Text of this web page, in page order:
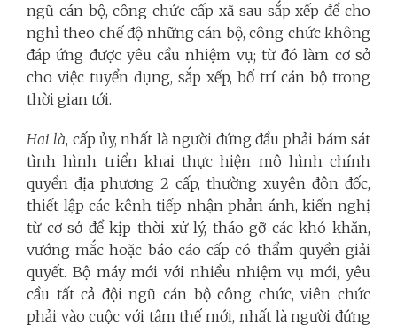
ngũ cán bộ, công chức cấp xã sau sắp xếp để cho
nghỉ theo chế độ những cán bộ, công chức không
đáp ứng được yêu cầu nhiệm vụ; từ đó làm cơ sở
cho việc tuyển dụng, sắp xếp, bố trí cán bộ trong
thời gian tới.
Hai là, cấp ủy, nhất là người đứng đầu phải bám sát
tình hình triển khai thực hiện mô hình chính
quyền địa phương 2 cấp, thường xuyên đôn đốc,
thiết lập các kênh tiếp nhận phản ánh, kiến nghị
từ cơ sở để kịp thời xử lý, tháo gỡ các khó khăn,
vướng mắc hoặc báo cáo cấp có thẩm quyền giải
quyết. Bộ máy mới với nhiều nhiệm vụ mới, yêu
cầu tất cả đội ngũ cán bộ công chức, viên chức
phải vào cuộc với tâm thế mới, nhất là người đứng